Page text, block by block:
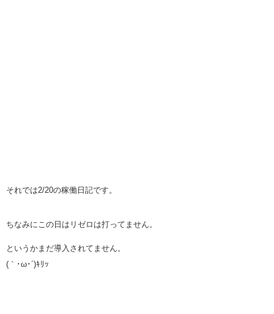
それでは2/20の稼働日記です。
ちなみにこの日はリゼロは打ってません。
というかまだ導入されてません。
(｀･ω･´)ｷﾘｯ